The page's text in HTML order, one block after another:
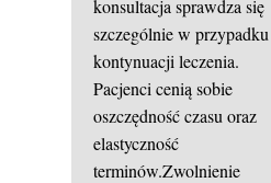
konsultacja sprawdza się
szczególnie w przypadku
kontynuacji leczenia.
Pacjenci cenią sobie
oszczędność czasu oraz
elastyczność
terminów.Zwolnienie